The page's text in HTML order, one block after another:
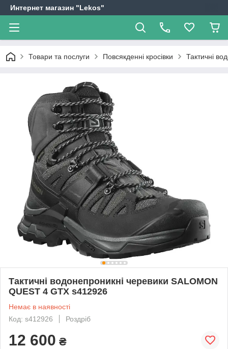
Интернет магазин "Lekos"
Товари та послуги Повсякденні кросівки Тактичні
Тактичні водонепроникні черевики SALOMON
QUEST 4 GTX s412926
Немає в наявності
Код: s412926
Роздріб
12 600 ₴